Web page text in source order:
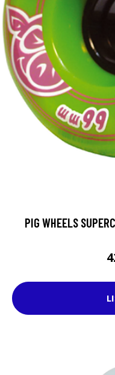
PIG WHEELS